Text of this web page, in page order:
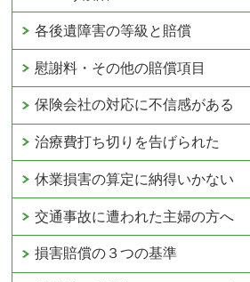
各後遺障害の等級と賠償
慰謝料・その他の賠償項目
保険会社の対応に不信感がある
治療費打ち切りを告げられた
休業損害の算定に納得いかない
交通事故に遭われた主婦の方へ
損害賠償の３つの基準